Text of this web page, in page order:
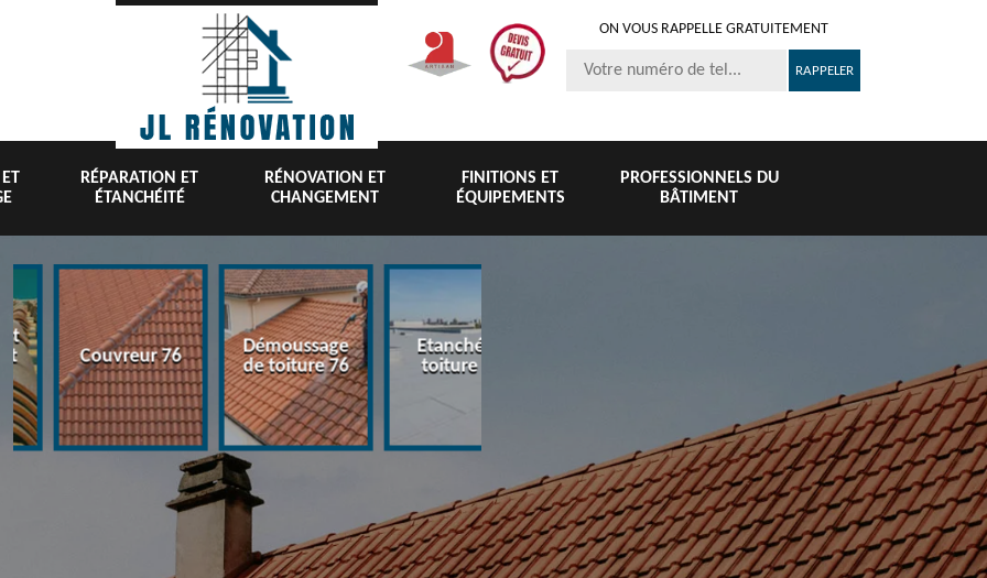
ON VOUS RAPPELLE GRATUITEMENT
RÉPARATION ET
ÉTANCHÉITÉ
RÉNOVATION ET
CHANGEMENT
FINITIONS ET
ÉQUIPEMENTS
PROFESSIONNELS DU
BÂTIMENT
Couvreur 76
Démoussage
de toiture 76
Etanchéité
toiture 76
tuile et
76